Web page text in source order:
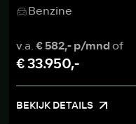
Benzine
v.a.€ 582,- p/mndof
€ 33.950,-
BEKIJK DETAILS